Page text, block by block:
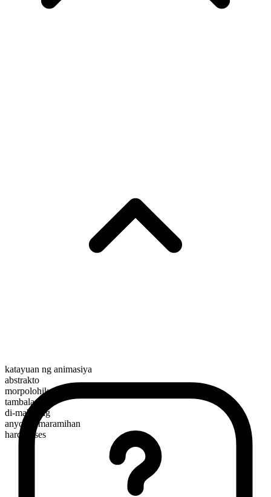
katayuan ng animasiya
abstrakto
morpolohikal na kayarian
tambalan
di-mabilang
anyo ng maramihan
hardnesses